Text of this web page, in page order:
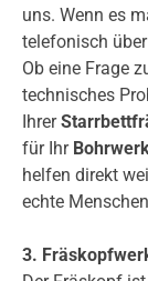
uns. Wenn es
telefonisch
Ob eine Frage
technisches
Ihrer
für Ihr
helfen direkt
echte
3.